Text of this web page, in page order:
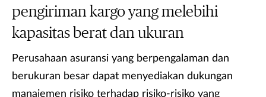
pengiriman kargo yang melebihi
kapasitas berat dan ukuran
Perusahaan asuransi yang berpengalaman dan
berukuran besar dapat menyediakan dukungan
manajemen risiko terhadap risiko-risiko yang